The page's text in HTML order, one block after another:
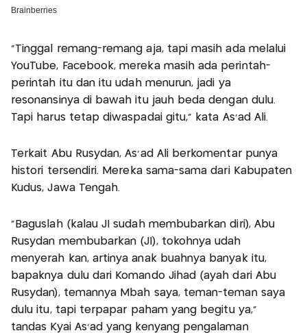
“Tinggal remang-remang aja, tapi masih ada melalui
YouTube, Facebook, mereka masih ada perintah-
perintah itu dan itu udah menurun, jadi ya
resonansinya di bawah itu jauh beda dengan dulu.
Tapi harus tetap diwaspadai gitu,” kata As’ad Ali.
Terkait Abu Rusydan, As’ad Ali berkomentar punya
histori tersendiri. Mereka sama-sama dari Kabupaten
Kudus, Jawa Tengah.
“Baguslah (kalau JI sudah membubarkan diri), Abu
Rusydan membubarkan (JI), tokohnya udah
menyerah kan, artinya anak buahnya banyak itu,
bapaknya dulu dari Komando Jihad (ayah dari Abu
Rusydan), temannya Mbah saya, teman-teman saya
dulu itu, tapi terpapar paham yang begitu ya,”
tandas Kyai As’ad yang kenyang pengalaman